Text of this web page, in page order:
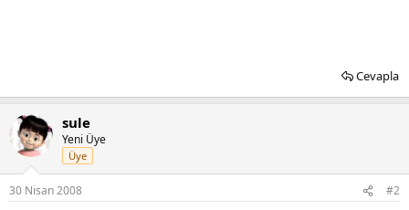
Cevapla
sule
Yeni Üye
Üye
30 Nisan 2008 #2